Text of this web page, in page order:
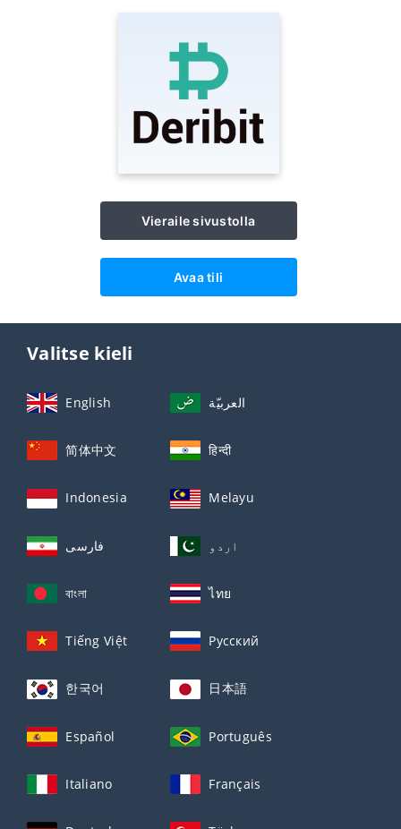
Vieraile sivustolla
Avaa tili
Valitse kieli
English العربيّة
简体中文 हिन्दी
Indonesia Melayu
فارسی اردو
বাংলা ไทย
Tiếng Việt Русский
한국어 日本語
Español Português
Italiano Français